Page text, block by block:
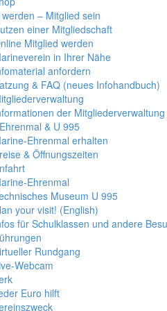
– Mitglied sein
einer Mitgliedschaft
Mitglied werden
in Ihrer Nähe
anfordern
& FAQ (neues Infohandbuch)
der Mitgliederverwaltung
& U 995
Ehrenmal erhalten
& Öffnungszeiten
Ehrenmal
Museum U 995
your visit! (English)
für Schulklassen und andere
Rundgang
Webcam
Euro hilft